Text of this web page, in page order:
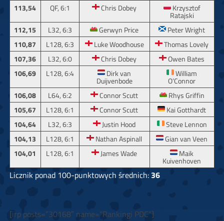
113,54 QF, 6:1 Chris Dobey Krzysztof
Ratajski
112,15
L32, 6:3 Gerwyn Price
Peter Wright
110,87
L128, 6:3 Luke Woodhouse
Thomas Lovely
107,36
L32, 6:0 Chris Dobey
Owen Bates
106,69
L128, 6:4 Dirk van
Duijvenbode
William
O’Connor
106,08
L64, 6:2 Connor Scutt
Rhys Griffin
105,67
L128, 6:1 Connor Scutt
Kai Gotthardt
104,64
L32, 6:3 Justin Hood
Steve Lennon
104,13
L128, 6:1 Nathan Aspinall
Gian van Veen
104,01
L128, 6:1 James Wade Maik
Kuivenhoven
Licznik ponad 100-punktowych średnich: 36
[irp posts=”30168″ name=”Rankingi PDC”]